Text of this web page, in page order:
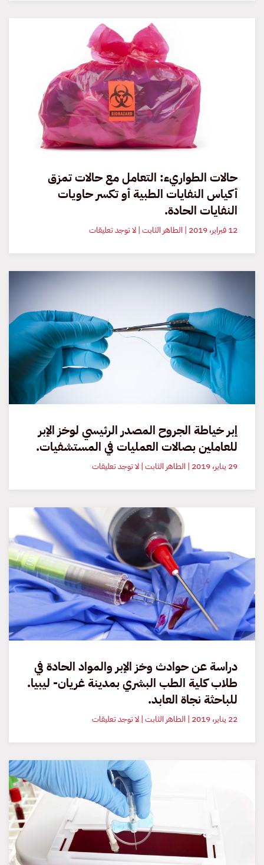
نقل
المخلفات
حالات الطواريء: التعامل مع حالات تمزق
أكياس النفايات الطبية أو تكسر حاويات
النفايات الحادة.
12 فبراير، 2019 | الطاهر الثابت | لا توجد تعليقات
على
الطواريء:
مع
النفايات
الطبية
أو
تكسر
حاويات
النفايات
الحادة.
إبر خياطة الجروح المصدر الرئيسي لوخز الإبر
للعاملين بصالات العمليات في المستشفيات.
29 يناير، 2019 | الطاهر الثابت | لا توجد تعليقات
على
خياطة
المصدر
الرئيسي
لوخز
الإبر
للعاملين
بصالات
العمليات
في
المستشفيات.
دراسة عن حوادث وخز الإبر والمواد الحادة في
طلاب كلية الطب البشري بمدينة غريان- ليبيا.
للباحثة نجاة العابد.
22 يناير، 2019 | الطاهر الثابت | لا توجد تعليقات
على
عن
وخز
الإبر
والمواد
الحادة
كلية
البشري